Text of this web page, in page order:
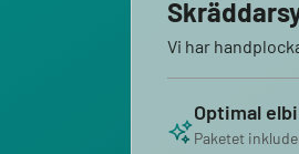
Vi har
Optimal
Paketet